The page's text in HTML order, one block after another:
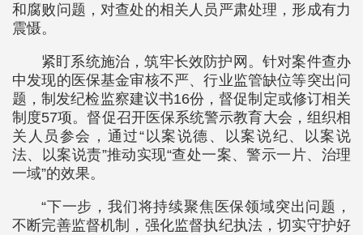
和腐败问题，对查处的相关人员严肃处理，形成有力
震慑。
紧盯系统施治，筑牢长效防护网。针对案件查办
中发现的医保基金审核不严、行业监管缺位等突出问
题，制发纪检监察建议书16份，督促制定或修订相关
制度57项。督促召开医保系统警示教育大会，组织相
关人员参会，通过“以案说德、以案说纪、以案说
法、以案说责”推动实现“查处一案、警示一片、治理
一域”的效果。
“下一步，我们将持续聚焦医保领域突出问题，
不断完善监督机制，强化监督执纪执法，切实守护好